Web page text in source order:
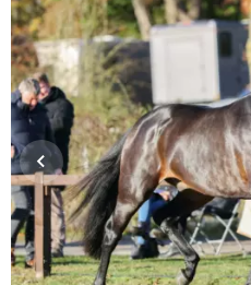
Over ons
Contact